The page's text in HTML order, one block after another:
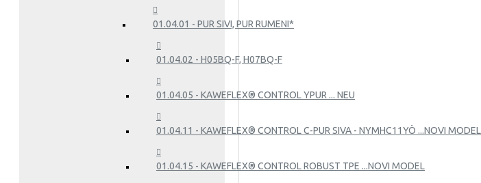
01.04.01 - PUR SIVI, PUR RUMENI*
01.04.02 - H05BQ-F, H07BQ-F
01.04.05 - KAWEFLEX® CONTROL YPUR ... NEU
01.04.11 - KAWEFLEX® CONTROL C-PUR SIVA - NYMHC11YÖ ...NOVI MODEL
01.04.15 - KAWEFLEX® CONTROL ROBUST TPE ...NOVI MODEL